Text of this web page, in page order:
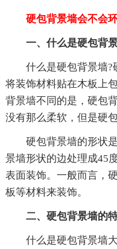
硬包背景墙会不会
一、什么是硬包背
什么是硬包背景墙?
将装饰材料贴在木板上
背景墙不同的是，硬包
没有那么柔软，但是硬
硬包背景墙的形状
景墙形状的边处理成45
表面装饰。一般而言，
板等材料来装饰。
二、硬包背景墙的
什么是硬包背景墙